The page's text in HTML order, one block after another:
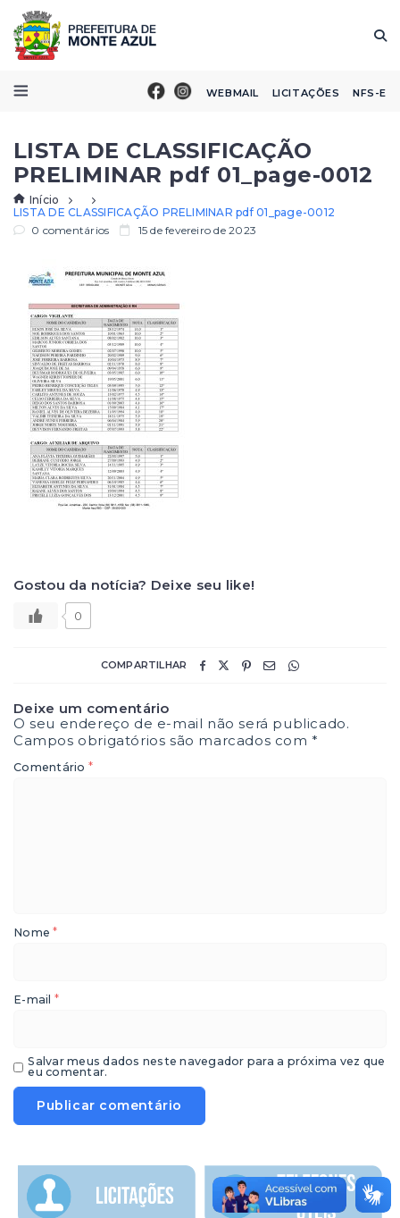
WEBMAIL LICITAÇÕES NFS-E
LISTA DE CLASSIFICAÇÃO
PRELIMINAR pdf 01_page-0012
Início
LISTA DE CLASSIFICAÇÃO PRELIMINAR pdf 01_page-0012
0 comentários
15 de fevereiro de 2023
Gostou da notícia? Deixe seu like!
0
COMPARTILHAR
Deixe um comentário
O seu endereço de e-mail não será publicado.
Campos obrigatórios são marcados com*
Comentário *
Nome*
E-mail *
Salvar meus dados neste navegador para a próxima vez que
eu comentar.